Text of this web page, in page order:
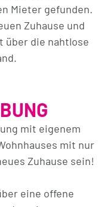
Mieter gefunden.
Zuhause und
über die nahtlose
mit eigenem
mit nur
Zuhause sein!
eine offene